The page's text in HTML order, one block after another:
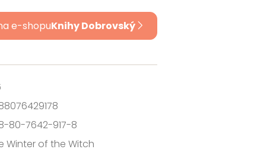
e-shopuKnihy Dobrovský
80-7642-917-8
Winter of the Witch